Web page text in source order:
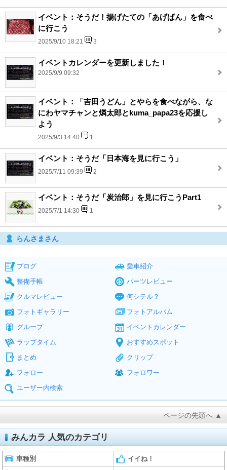
イベント：そうだ！揚げたての「あげぱん」を食べ
に行こう
2025/9/10 18:21 3
イベントカレンダーを更新しました！
2025/9/9 09:32
イベント：「吉田うどん」とやらを食べながら、な
にわヤマチャンと燐太郎とkuma_papa23を応援し
よう
2025/9/3 14:40 1
イベント：そうだ「日本海を見に行こう」
2025/7/11 09:39 2
イベント：そうだ「炭治郎」を見に行こうPart1
2025/7/1 14:30 1
らんさまさん
ブログ
愛車紹介
整備手帳
パーツレビュー
クルマレビュー
何シテル？
フォトギャラリー
フォトアルバム
グループ
イベントカレンダー
ラップタイム
おすすめスポット
まとめ
クリップ
フォロー
フォロワー
ユーザー内検索
ページの先頭へ ▲
みんカラ 人気のカテゴリ
車種別 イイね！